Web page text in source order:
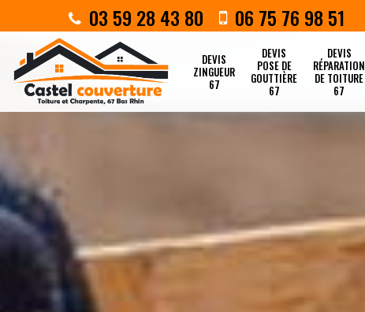
03 59 28 43 80 06 75 76 98 51
DEVIS
ZINGUEUR
67
DEVIS
POSE DE
GOUTTIÈRE
67
DEVIS
RÉPARATION
DE TOITURE
67